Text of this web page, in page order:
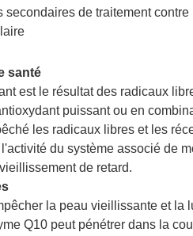
de traitement contre
santé
est le résultat des radicaux
puissant ou en
les radicaux libres et les
du système associé de
de retard.
la peau vieillissante et la
Q10 peut pénétrer dans la